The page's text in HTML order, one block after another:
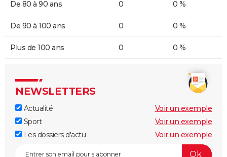
De 80 à 90 ans 0 0 %
De 90 à 100 ans 0 0 %
Plus de 100 ans 0 0 %
NEWSLETTERS
Actualité
Voir un exemple
Sport
Voir un exemple
Les dossiers d'actu
Voir un exemple